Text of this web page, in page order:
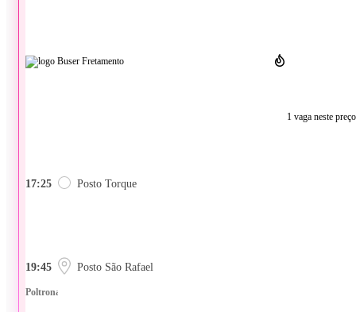
1 vaga neste preço
17:25 Posto Torque
19:45 Posto São Rafael
Poltrona